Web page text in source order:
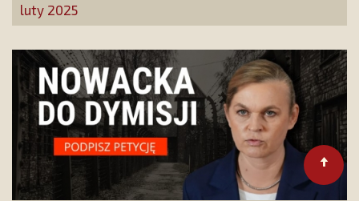
chcemy prawdziwych informacji
luty 2025